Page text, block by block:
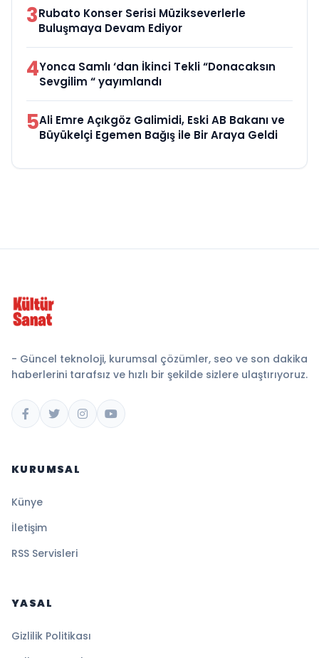
3Rubato Konser Serisi Müzikseverlerle
Buluşmaya Devam Ediyor
4Yonca Samlı ‘dan İkinci Tekli “Donacaksın
Sevgilim “ yayımlandı
5Ali Emre Açıkgöz Galimidi, Eski AB Bakanı ve
Büyükelçi Egemen Bağış ile Bir Araya Geldi
- Güncel teknoloji, kurumsal çözümler, seo ve son dakika
haberlerini tarafsız ve hızlı bir şekilde sizlere ulaştırıyoruz.
KURUMSAL
Künye
İletişim
RSS Servisleri
YASAL
Gizlilik Politikası